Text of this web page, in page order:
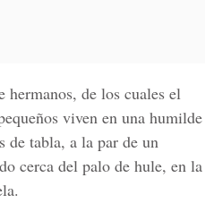
de los cuales el
viven en una humilde
de tabla, a la par de un
cerca del palo de hule, en la